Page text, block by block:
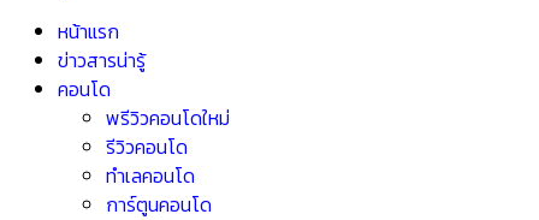
หน้าแรก
ข่าวสารน่ารู้
คอนโด
พรีวิวคอนโดใหม่
รีวิวคอนโด
ทำเลคอนโด
การ์ตูนคอนโด